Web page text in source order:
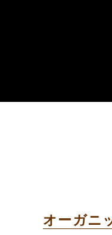
オーガニ